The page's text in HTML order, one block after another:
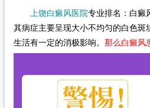
白癜风常识
白癜风人群
在线问诊
上饶白癜风医院专业排名：白癜
其病症主要呈现大小不均匀的白色斑
生活有一定的消极影响。 那么白癜风